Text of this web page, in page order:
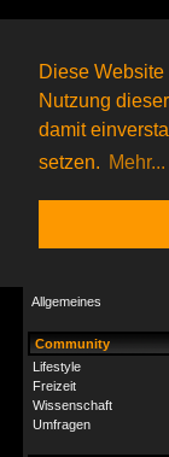
Diese
Nutzung
damit
setzen. Mehr...
Das
75 Gagolganeronline
Gagolganer:
9732
Allgemeines
Community
Lifestyle
Freizeit
Wissenschaft
Umfragen